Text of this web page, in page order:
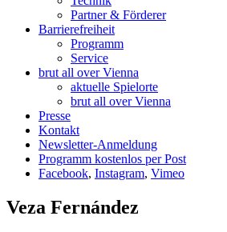
Partner & Förderer
Barrierefreiheit
Programm
Service
brut all over Vienna
aktuelle Spielorte
brut all over Vienna
Presse
Kontakt
Newsletter-Anmeldung
Programm kostenlos per Post
Facebook, Instagram, Vimeo
Veza Fernández